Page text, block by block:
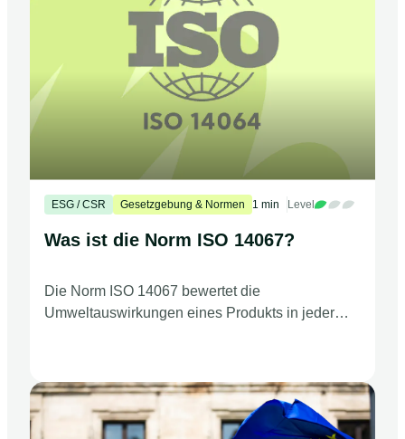
ESG / CSR Gesetzgebung & Normen 1 min Level
Was ist die Norm ISO 14067?
Die Norm ISO 14067 bewertet die
Umweltauswirkungen eines Produkts in jeder